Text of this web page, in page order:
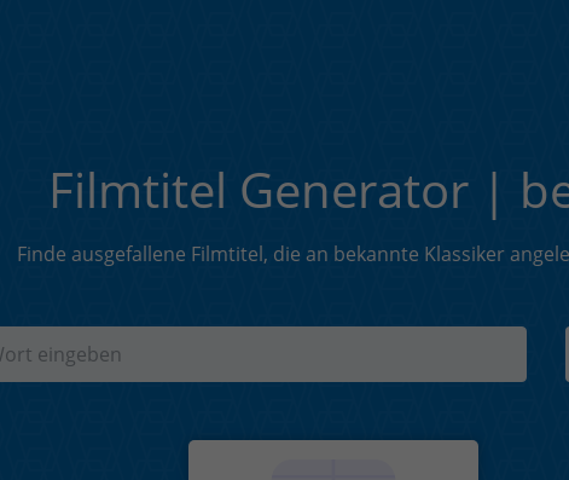
Filmtitel Generator |
Finde ausgefallene Filmtitel, die an bekannte Klassiker